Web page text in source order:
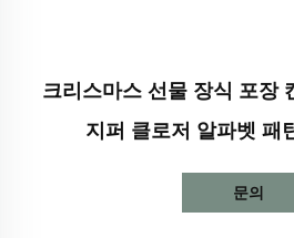
크리스마스 선물 장식 포장
지퍼 클로저 알파벳 패
문의